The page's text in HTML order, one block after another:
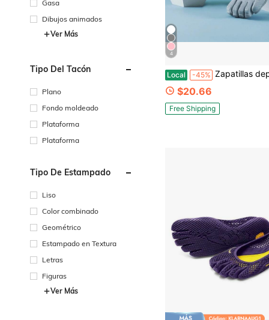
Gasa
Dibujos animados
Ver Más
Tipo Del Tacón
Plano
Fondo moldeado
Plataforma
Plataforma
Tipo De Estampado
Liso
Color combinado
Geométrico
Estampado en Textura
Letras
Figuras
Ver Más
4
Local -45% Zapatillas deportivas de cinco dedos para mujer, entrenamiento y
$20.66
Free Shipping